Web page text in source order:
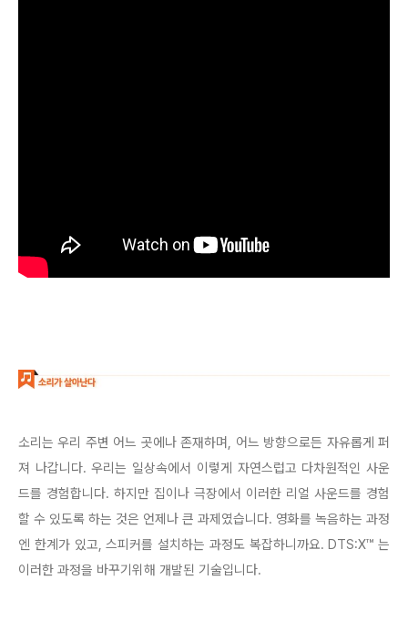
소리는 우리 주변 어느 곳에나 존재하며, 어느 방향으로든 자유롭게 퍼
져 나갑니다. 우리는 일상속에서 이렇게 자연스럽고 다차원적인 사운
드를 경험합니다. 하지만 집이나 극장에서 이러한 리얼 사운드를 경험
할 수 있도록 하는 것은 언제나 큰 과제였습니다. 영화를 녹음하는 과정
엔 한계가 있고, 스피커를 설치하는 과정도 복잡하니까요. DTS:X™ 는
이러한 과정을 바꾸기위해 개발된 기술입니다.